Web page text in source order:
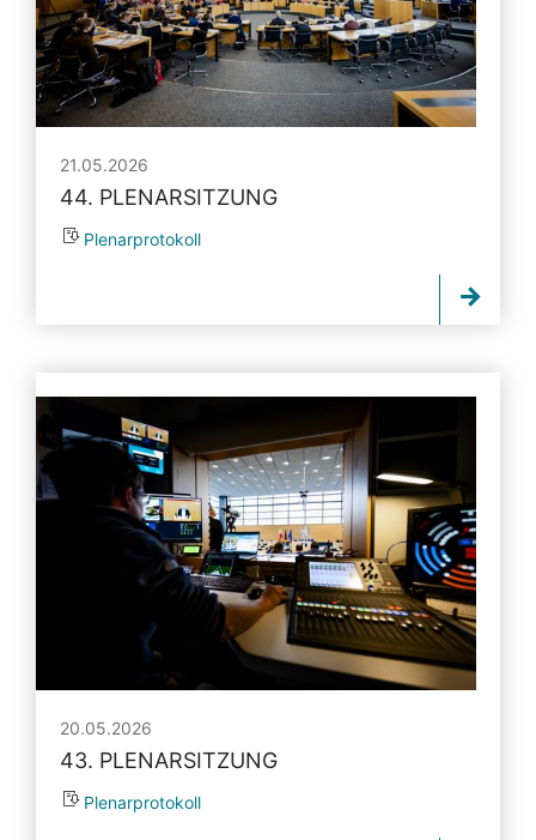
21.05.2026
44. PLENARSITZUNG
Plenarprotokoll
20.05.2026
43. PLENARSITZUNG
Plenarprotokoll